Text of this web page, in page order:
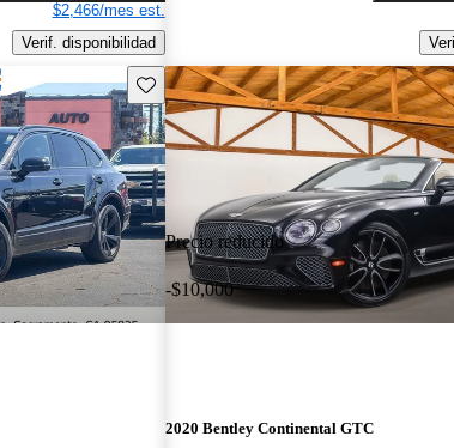
$2,466/mes est.
Verif. disponibilidad
Guarda este Aviso
Precio reducido
-$10,000
2020 Bentley Continental GTC